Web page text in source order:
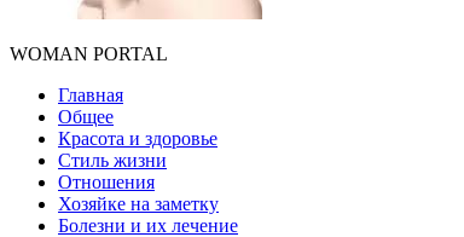
WOMAN PORTAL
Главная
Общее
Красота и здоровье
Стиль жизни
Отношения
Хозяйке на заметку
Болезни и их лечение